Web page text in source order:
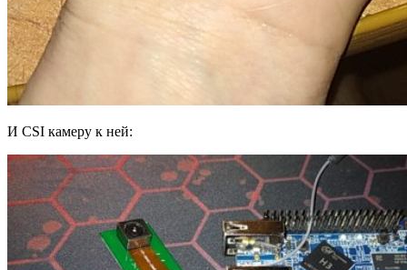
И CSI камеру к ней: